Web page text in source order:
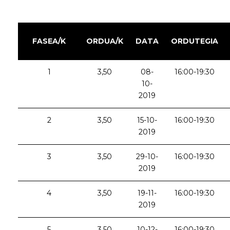
FASEA/K ORDUA/K DATA ORDUTEGIA
1 3,50
08-
10-
2019
16:00-19:30
2 3,50
15-10-
2019
16:00-19:30
3 3,50
29-10-
2019
16:00-19:30
4 3,50
19-11-
2019
16:00-19:30